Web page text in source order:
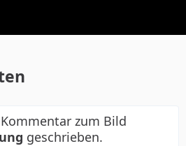
zum Bild
geschrieben.